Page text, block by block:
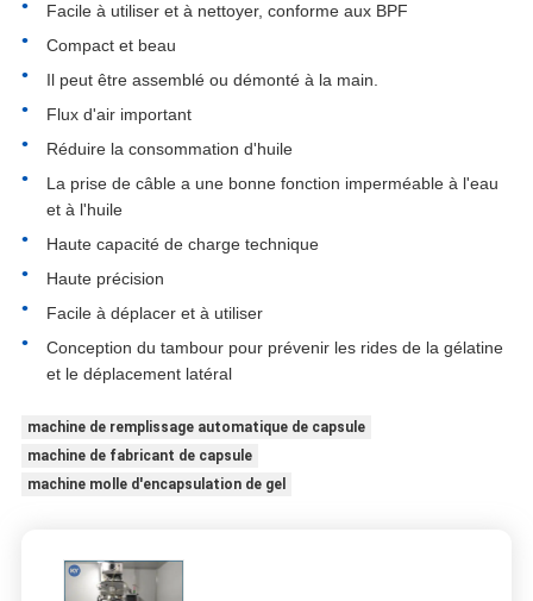
Facile à utiliser et à nettoyer, conforme aux BPF
Compact et beau
Il peut être assemblé ou démonté à la main.
Flux d'air important
Réduire la consommation d'huile
La prise de câble a une bonne fonction imperméable à l'eau
et à l'huile
Haute capacité de charge technique
Haute précision
Facile à déplacer et à utiliser
Conception du tambour pour prévenir les rides de la gélatine
et le déplacement latéral
machine de remplissage automatique de capsule
machine de fabricant de capsule
machine molle d'encapsulation de gel